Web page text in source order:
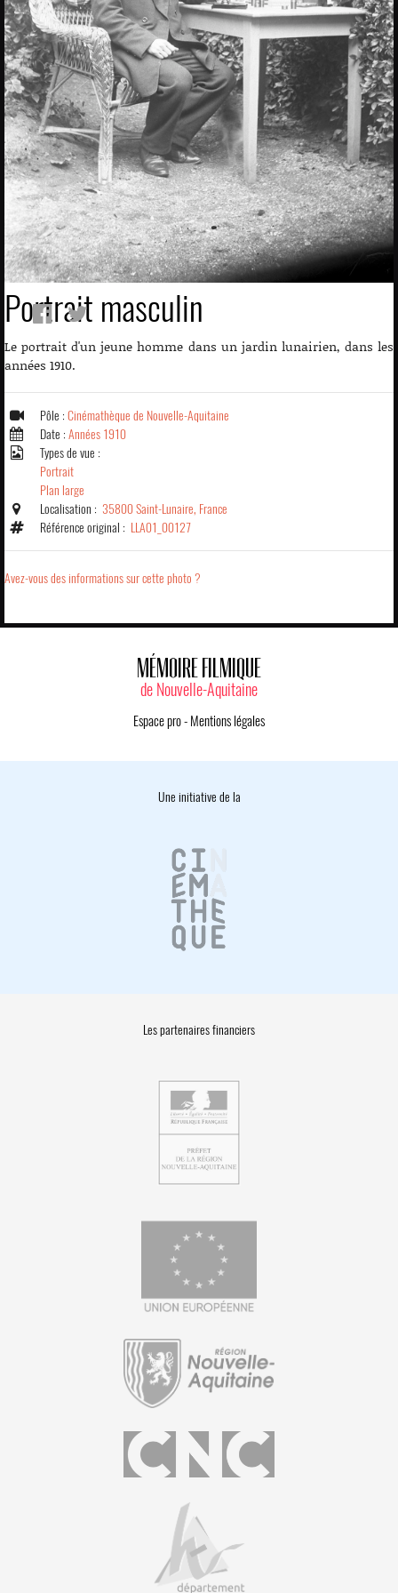
Portrait masculin
Le portrait d'un jeune homme dans un jardin lunairien, dans les
années 1910.
Pôle : Cinémathèque de Nouvelle-Aquitaine
Date : Années 1910
Types de vue :
Portrait
Plan large
Localisation : 35800 Saint-Lunaire, France
Référence original : LLA01_00127
Avez-vous des informations sur cette photo ?
MÉMOIRE FILMIQUE
de Nouvelle-Aquitaine
Espace pro- Mentions légales
Une initiative de la
Les partenaires financiers